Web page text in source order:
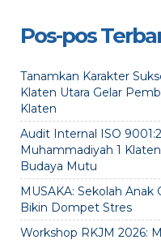
Pos-pos
Tanamkan Karakter
Klaten Utara Gelar
Klaten
Audit Internal ISO
Muhammadiyah 1
Budaya Mutu
MUSAKA: Sekolah Anak
Bikin Dompet Stres
Workshop RKJM 2026: